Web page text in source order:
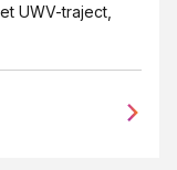
UWV-traject,